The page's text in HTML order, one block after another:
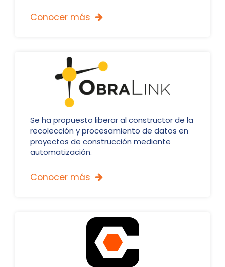
Conocer más 
Se ha propuesto liberar al constructor de la
recolección y procesamiento de datos en
proyectos de construcción mediante
automatización.
Conocer más 